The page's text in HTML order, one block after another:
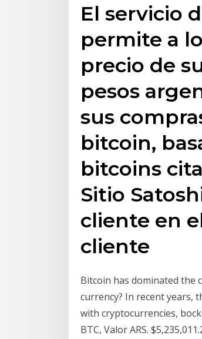
El servicio
permite a
precio de
pesos
sus
bitcoin,
bitcoins
Sitio
cliente en
cliente
Bitcoin has dominated the
currency? In recent years,
with cryptocurrencies,
BTC, Valor ARS.